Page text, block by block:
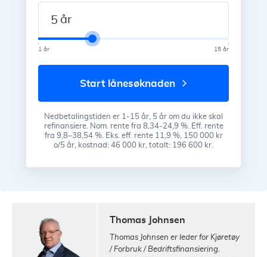
år
15 år
1 år
start lånesøknaden
Nedbetalingstiden er 1-15 år, 5 år om du ikke skal
refinansiere. Nom. rente fra 8,34-24,9 %. Eff. rente
fra 9,8–38,54 %. Eks. eff. rente 11,9 %, 150 000 kr
o/5 år, kostnad: 46 000 kr, totalt: 196 600 kr.
Thomas Johnsen
Thomas Johnsen er leder for Kjøretøy
/ Forbruk / Bedriftsfinansiering.